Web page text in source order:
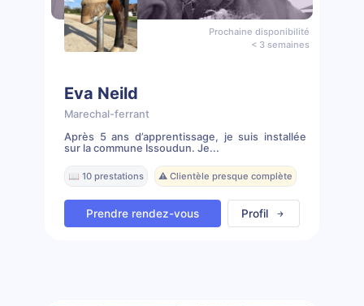
Prochaine disponibilité
< 3 semaines
Eva Neild
Marechal-ferrant
Après 5 ans d’apprentissage, je suis installée
sur la commune Issoudun. Je...
📖 10 prestations ⚠️ Clientèle presque complète
Prendre rendez-vous Profil